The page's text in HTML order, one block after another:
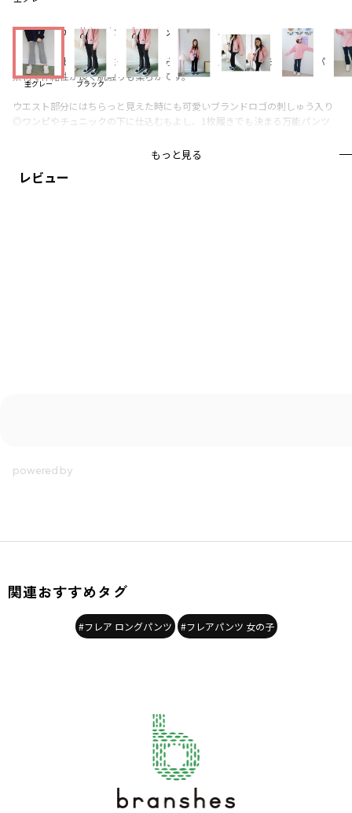
杢グレー ブラック
レビュー
ふくらはぎから落ちるセミブーツカットのシルエット。
自然から抽出した植物性モダール成分をミックスした、綿+モダール+スパン
素材で伸縮性が良く肌触りも柔らかです。
ウエスト部分にはちらっと見えた時にも可愛いブランドロゴの刺しゅう入り
◎ワンピやチュニックの下に仕込むもよし、1枚履きでも決まる万能パンツ
シーズン
カテゴリ
もっと見る
関連おすすめタグ
#フレア ロングパンツ #フレアパンツ 女の子